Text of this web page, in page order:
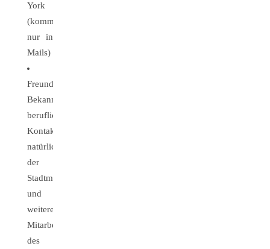
York
(kommentieren
nur in
Mails)
Freunde,
Bekannte,
berufliche
Kontakte,
natürlich
der
Stadtmetzger
und
weitere
Mitarbeiter
des